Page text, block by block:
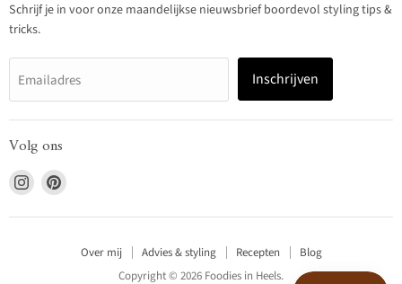
Schrijf je in voor onze maandelijkse nieuwsbrief boordevol styling tips &
tricks.
Emailadres Inschrijven
Volg ons
Vind
ons
op
Vind
op
Over mij Advies & styling Recepten
Blog
Copyright © 2026 Foodies in Heels.